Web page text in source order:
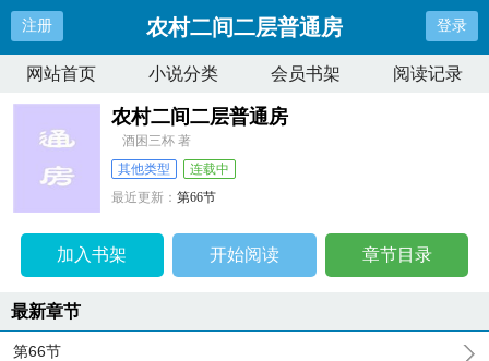
注册 农村二间二层普通房 登录
网站首页 小说分类 会员书架 阅读记录
农村二间二层普通房
酒困三杯 著
其他类型
连载中
最近更新：第66节
加入书架 开始阅读 章节目录
最新章节
第66节